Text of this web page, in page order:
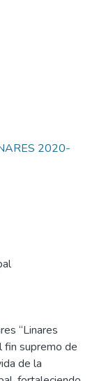
2020-
“Linares
fin supremo de
de la